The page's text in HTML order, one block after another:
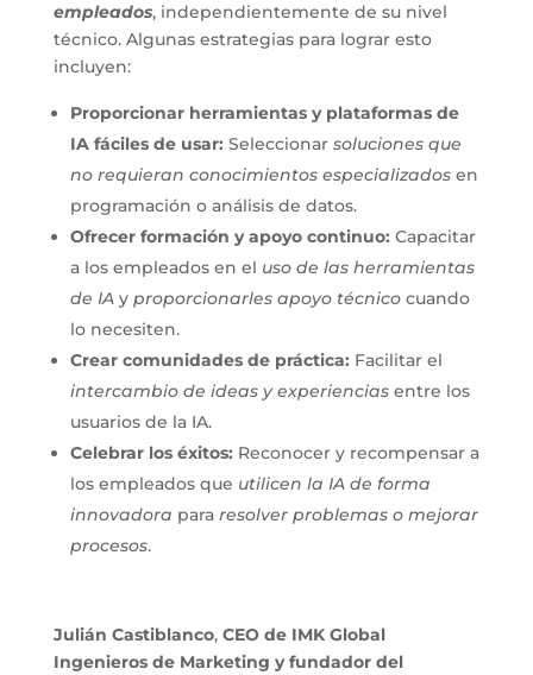
empleados, independientemente de su nivel
técnico. Algunas estrategias para lograr esto
incluyen:
Proporcionar herramientas y plataformas de
IA fáciles de usar: Seleccionar soluciones que
no requieran conocimientos especializadosen
programación o análisis de datos.
Ofrecer formación y apoyo continuo: Capacitar
a los empleados en el uso de las herramientas
de IAy proporcionarles apoyo técnicocuando
lo necesiten.
Crear comunidades de práctica: Facilitar el
intercambio de ideas y experienciasentre los
usuarios de la IA.
Celebrar los éxitos: Reconocer y recompensar a
los empleados que utilicen la IA de forma
innovadora para resolver problemas o mejorar
procesos.
Julián Castiblanco, CEO de IMK Global
Ingenieros de Marketing y fundador del